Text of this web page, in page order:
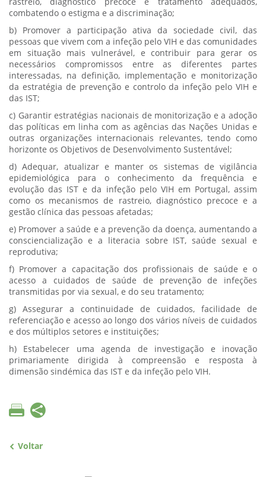
combatendo o estigma e a discriminação;
b) Promover a participação ativa da sociedade civil, das
pessoas que vivem com a infeção pelo VIH e das comunidades
em situação mais vulnerável, e contribuir para gerar os
necessários compromissos entre as diferentes partes
interessadas, na definição, implementação e monitorização
da estratégia de prevenção e controlo da infeção pelo VIH e
das IST;
c) Garantir estratégias nacionais de monitorização e a adoção
das políticas em linha com as agências das Nações Unidas e
outras organizações internacionais relevantes, tendo como
horizonte os Objetivos de Desenvolvimento Sustentável;
d) Adequar, atualizar e manter os sistemas de vigilância
epidemiológica para o conhecimento da frequência e
evolução das IST e da infeção pelo VIH em Portugal, assim
como os mecanismos de rastreio, diagnóstico precoce e a
gestão clínica das pessoas afetadas;
e) Promover a saúde e a prevenção da doença, aumentando a
consciencialização e a literacia sobre IST, saúde sexual e
reprodutiva;
f) Promover a capacitação dos profissionais de saúde e o
acesso a cuidados de saúde de prevenção de infeções
transmitidas por via sexual, e do seu tratamento;
g) Assegurar a continuidade de cuidados, facilidade de
referenciação e acesso ao longo dos vários níveis de cuidados
e dos múltiplos setores e instituições;
h) Estabelecer uma agenda de investigação e inovação
primariamente dirigida à compreensão e resposta à
dimensão sindémica das IST e da infeção pelo VIH.
Voltar